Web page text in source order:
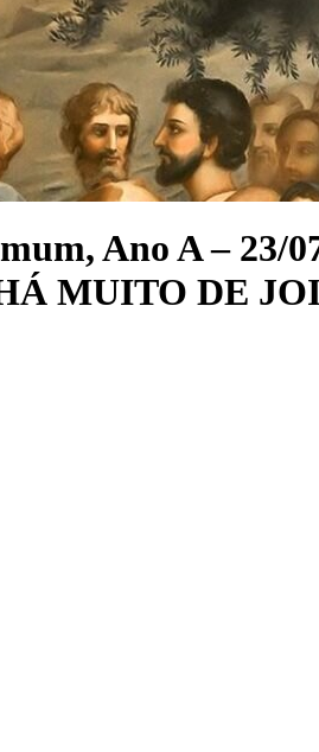
Ano A – 23/
MUITO DE